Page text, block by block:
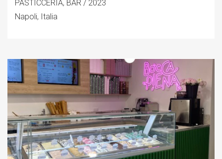
PASTICCERIA, BAR / 2023
Napoli, Italia